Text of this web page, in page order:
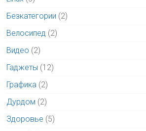
Безкатегории (2)
Велосипед (2)
Видео (2)
Гаджеты (12)
Графика (2)
Дурдом (2)
Здоровье (5)